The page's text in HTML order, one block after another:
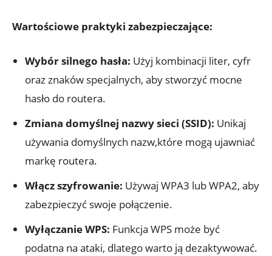
Wartościowe⁢ praktyki zabezpieczające:
Wybór silnego⁢ hasła: Użyj kombinacji liter, cyfr
oraz⁣ znaków ​specjalnych,⁣ aby stworzyć mocne
hasło do routera.
Zmiana ⁢domyślnej nazwy sieci (SSID): Unikaj
używania domyślnych nazw,które mogą ujawniać
markę routera.
Włącz szyfrowanie: Używaj WPA3 lub WPA2, aby
zabezpieczyć swoje połączenie.
Wyłączanie WPS: Funkcja‌ WPS może‌ być
podatna na ataki, dlatego warto ⁤ją ⁤dezaktywować.